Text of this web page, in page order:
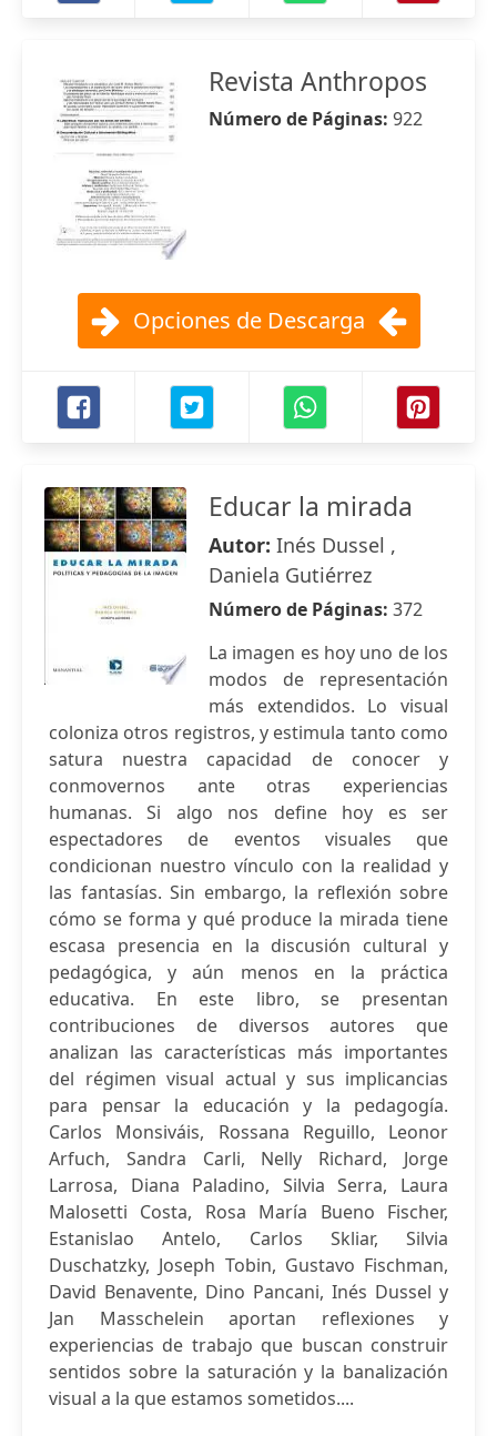
Revista Anthropos
Número de Páginas: 922
Opciones de Descarga
Educar la mirada
Autor: Inés Dussel ,
Daniela Gutiérrez
Número de Páginas: 372
La imagen es hoy uno de los
modos de representación
más extendidos. Lo visual
coloniza otros registros, y estimula tanto como
satura nuestra capacidad de conocer y
conmovernos ante otras experiencias
humanas. Si algo nos define hoy es ser
espectadores de eventos visuales que
condicionan nuestro vínculo con la realidad y
las fantasías. Sin embargo, la reflexión sobre
cómo se forma y qué produce la mirada tiene
escasa presencia en la discusión cultural y
pedagógica, y aún menos en la práctica
educativa. En este libro, se presentan
contribuciones de diversos autores que
analizan las características más importantes
del régimen visual actual y sus implicancias
para pensar la educación y la pedagogía.
Carlos Monsiváis, Rossana Reguillo, Leonor
Arfuch, Sandra Carli, Nelly Richard, Jorge
Larrosa, Diana Paladino, Silvia Serra, Laura
Malosetti Costa, Rosa María Bueno Fischer,
Estanislao Antelo, Carlos Skliar, Silvia
Duschatzky, Joseph Tobin, Gustavo Fischman,
David Benavente, Dino Pancani, Inés Dussel y
Jan Masschelein aportan reflexiones y
experiencias de trabajo que buscan construir
sentidos sobre la saturación y la banalización
visual a la que estamos sometidos....